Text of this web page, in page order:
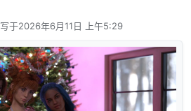
写于2026年6月11日 上午5:29
最后由 编辑